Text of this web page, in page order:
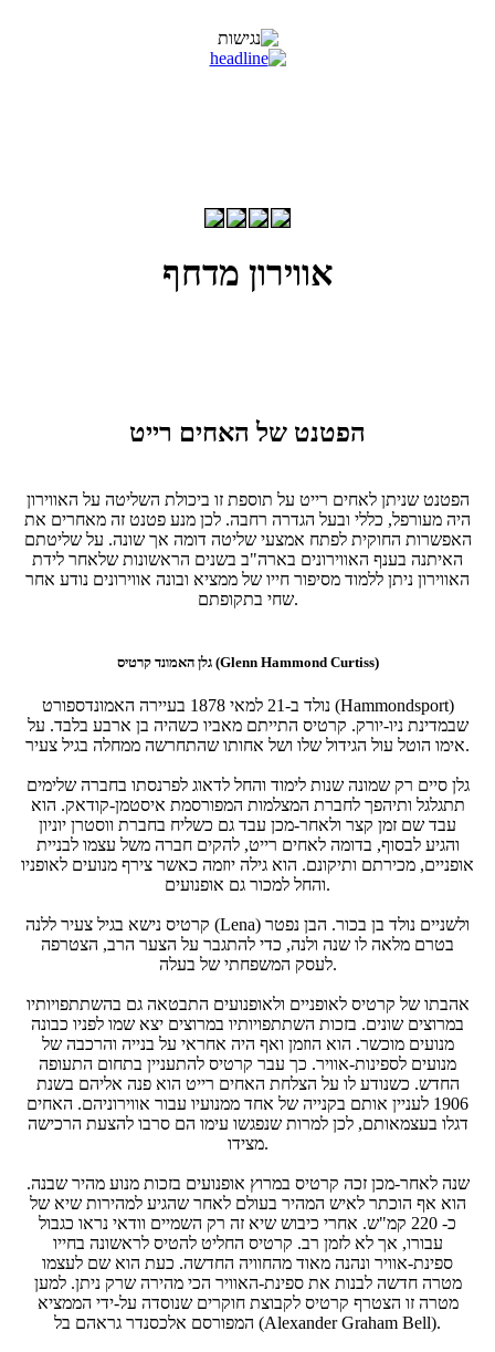
אווירון מדחף
הפטנט של האחים רייט
הפטנט שניתן לאחים רייט על תוספת זו ביכולת השליטה על האווירון
היה מעורפל, כללי ובעל הגדרה רחבה. לכן מנע פטנט זה מאחרים את
האפשרות החוקית לפתח אמצעי שליטה דומה אך שונה. על שליטתם
האיתנה בענף האווירונים בארה"ב בשנים הראשונות שלאחר לידת
האווירון ניתן ללמוד מסיפור חייו של ממציא ובונה אווירונים נודע אחר
שחי בתקופתם.
גלן האמונד קרטיס (Glenn Hammond Curtiss)
נולד ב-21 למאי 1878 בעיירה האמונדספורט (Hammondsport)
שבמדינת ניו-יורק. קרטיס התייתם מאביו כשהיה בן ארבע בלבד. על
אימו הוטל עול הגידול שלו ושל אחותו שהתחרשה ממחלה בגיל צעיר.
גלן סיים רק שמונה שנות לימוד והחל לדאוג לפרנסתו בחברה שלימים
תתגלגל ותיהפך לחברת המצלמות המפורסמת איסטמן-קודאק. הוא
עבד שם זמן קצר ולאחר-מכן עבד גם כשליח בחברת ווסטרן יוניון
והגיע לבסוף, בדומה לאחים רייט, להקים חברה משל עצמו לבניית
אופניים, מכירתם ותיקונם. הוא גילה יוזמה כאשר צירף מנועים לאופניו
והחל למכור גם אופנועים.
קרטיס נישא בגיל צעיר ללנה (Lena) ולשניים נולד בן בכור. הבן נפטר
בטרם מלאה לו שנה ולנה, כדי להתגבר על הצער הרב, הצטרפה
לעסק המשפחתי של בעלה.
אהבתו של קרטיס לאופניים ולאופנועים התבטאה גם בהשתתפויותיו
במרוצים שונים. בזכות השתתפויותיו במרוצים יצא שמו לפניו כבונה
מנועים מוכשר. הוא הוזמן ואף היה אחראי על בנייה והרכבה של
מנועים לספינות-אוויר. כך עבר קרטיס להתעניין בתחום התעופה
החדש. כשנודע לו על הצלחת האחים רייט הוא פנה אליהם בשנת
1906 לעניין אותם בקנייה של אחד ממנועיו עבור אווירוניהם. האחים
דגלו בעצמאותם, לכן למרות שנפגשו עימו הם סרבו להצעת הרכישה
מצידו.
שנה לאחר-מכן זכה קרטיס במרוץ אופנועים בזכות מנוע מהיר שבנה.
הוא אף הוכתר לאיש המהיר בעולם לאחר שהגיע למהירות שיא של
כ- 220 קמ"ש. אחרי כיבוש שיא זה רק השמיים וודאי נראו כגבול
עבורו, אך לא לזמן רב. קרטיס החליט להטיס לראשונה בחייו
ספינת-אוויר ונהנה מאוד מהחוויה החדשה. כעת הוא שם לעצמו
מטרה חדשה לבנות את ספינת-האוויר הכי מהירה שרק ניתן. למען
מטרה זו הצטרף קרטיס לקבוצת חוקרים שנוסדה על-ידי הממציא
המפורסם אלכסנדר גראהם בל (Alexander Graham Bell).